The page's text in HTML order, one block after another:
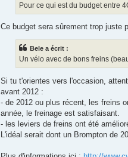
Pour ce qui est du budget entre
Ce budget sera sûrement trop juste
Bele a écrit :
Un vélo avec de bons freins
Si tu t'orientes vers l'occasion,
avant 2012 :
- de 2012 ou plus récent, les freins
année, le freinage est satisfaisant.
- les leviers de freins ont été
L'idéal serait dont un Brompton de